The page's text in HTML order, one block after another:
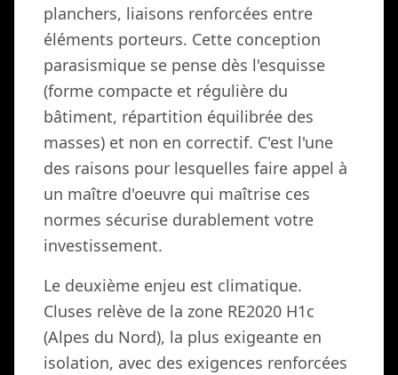
planchers, liaisons renforcées entre
éléments porteurs. Cette conception
parasismique se pense dès l'esquisse
(forme compacte et régulière du
bâtiment, répartition équilibrée des
masses) et non en correctif. C'est l'une
des raisons pour lesquelles faire appel à
un maître d'oeuvre qui maîtrise ces
normes sécurise durablement votre
investissement.
Le deuxième enjeu est climatique.
Cluses relève de la zone RE2020 H1c
(Alpes du Nord), la plus exigeante en
isolation, avec des exigences renforcées